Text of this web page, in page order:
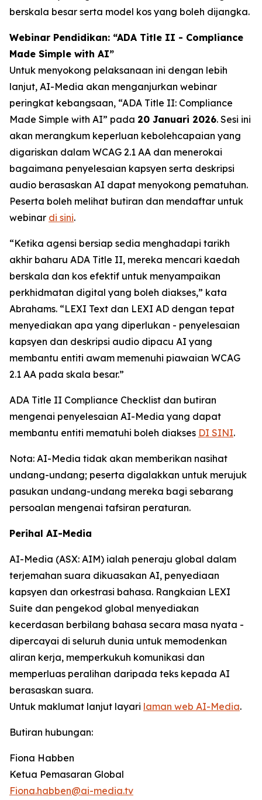
berskala besar serta model kos yang boleh dijangka.
Webinar Pendidikan: “ADA Title II - Compliance
Made Simple with AI”
Untuk menyokong pelaksanaan ini dengan lebih
lanjut, AI-Media akan menganjurkan webinar
peringkat kebangsaan, “ADA Title II: Compliance
Made Simple with AI” pada 20 Januari 2026. Sesi ini
akan merangkum keperluan kebolehcapaian yang
digariskan dalam WCAG 2.1 AA dan menerokai
bagaimana penyelesaian kapsyen serta deskripsi
audio berasaskan AI dapat menyokong pematuhan.
Peserta boleh melihat butiran dan mendaftar untuk
webinar di sini.
“Ketika agensi bersiap sedia menghadapi tarikh
akhir baharu ADA Title II, mereka mencari kaedah
berskala dan kos efektif untuk menyampaikan
perkhidmatan digital yang boleh diakses,” kata
Abrahams. “LEXI Text dan LEXI AD dengan tepat
menyediakan apa yang diperlukan - penyelesaian
kapsyen dan deskripsi audio dipacu AI yang
membantu entiti awam memenuhi piawaian WCAG
2.1 AA pada skala besar.”
ADA Title II Compliance Checklist dan butiran
mengenai penyelesaian AI-Media yang dapat
membantu entiti mematuhi boleh diakses DI SINI.
Nota: AI-Media tidak akan memberikan nasihat
undang-undang; peserta digalakkan untuk merujuk
pasukan undang-undang mereka bagi sebarang
persoalan mengenai tafsiran peraturan.
Perihal AI-Media
AI-Media (ASX: AIM) ialah peneraju global dalam
terjemahan suara dikuasakan AI, penyediaan
kapsyen dan orkestrasi bahasa. Rangkaian LEXI
Suite dan pengekod global menyediakan
kecerdasan berbilang bahasa secara masa nyata -
dipercayai di seluruh dunia untuk memodenkan
aliran kerja, memperkukuh komunikasi dan
memperluas peralihan daripada teks kepada AI
berasaskan suara.
Untuk maklumat lanjut layari laman web AI-Media.
Butiran hubungan:
Fiona Habben
Ketua Pemasaran Global
Fiona.habben@ai-media.tv